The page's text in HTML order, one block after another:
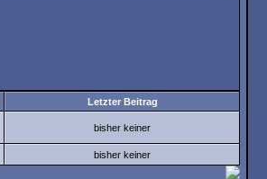
Letzter Beitrag
bisher keiner
bisher keiner